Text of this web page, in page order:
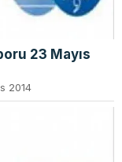
23 Mayıs
2014